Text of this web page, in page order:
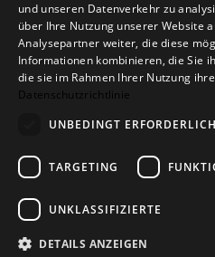
Versand
Widerrufsformular
und unseren Datenverkehr zu
über Ihre Nutzung unserer Website
Analysepartner weiter, die diese
Informationen kombinieren, die Sie
die sie im Rahmen Ihrer Nutzung
Datenschutzrichtlinie
UNBEDINGT ERFORDERLICH
TARGETING
UNKLASSIFIZIERTE
DETAILS ANZEIGEN